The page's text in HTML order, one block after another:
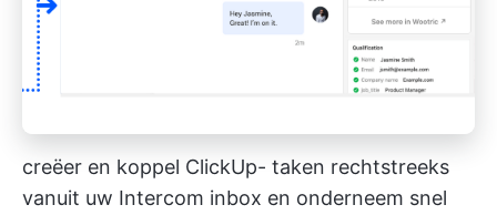
creëer en koppel ClickUp- taken rechtstreeks
vanuit uw Intercom inbox en onderneem snel